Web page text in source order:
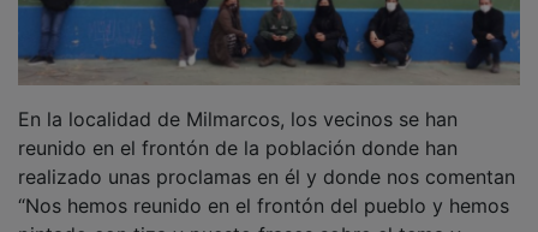
reunido en el frontón de la población donde han
realizado unas proclamas en él y donde nos comentan
“Nos hemos reunido en el frontón del pueblo y hemos
pintado con tiza y puesto frases sobre el tema y